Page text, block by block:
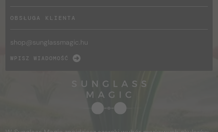
OBSŁUGA KLIENTA
shop@sunglassmagic.hu
WPISZ WIADOMOŚĆ